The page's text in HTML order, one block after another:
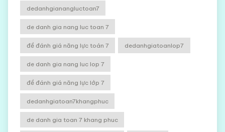
dedanhgianangluctoan7
de danh gia nang luc toan 7
đề đánh giá năng lực toán 7 dedanhgiatoanlop7
de danh gia nang luc lop 7
đề đánh giá năng lực lớp 7
dedanhgiatoan7khangphuc
de danh gia toan 7 khang phuc